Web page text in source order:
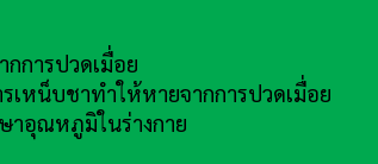
การปวดเมื่อย
เหน็บชาทำให้หายจากการปวดเมื่อย
าอุณหภูมิในร่างกาย